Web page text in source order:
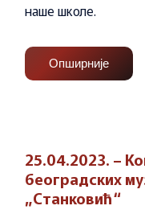
наше школе.
Опширније
25.04.2023. –
београдских
„Станковић“